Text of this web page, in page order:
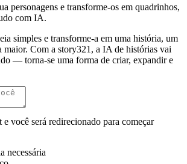
personagens e transforme-os em quadrinhos,
com IA.
simples e transforme-a em uma história, um
maior. Com a story321, a IA de histórias vai
— torna-se uma forma de criar, expandir e
e você será redirecionado para começar
necessária